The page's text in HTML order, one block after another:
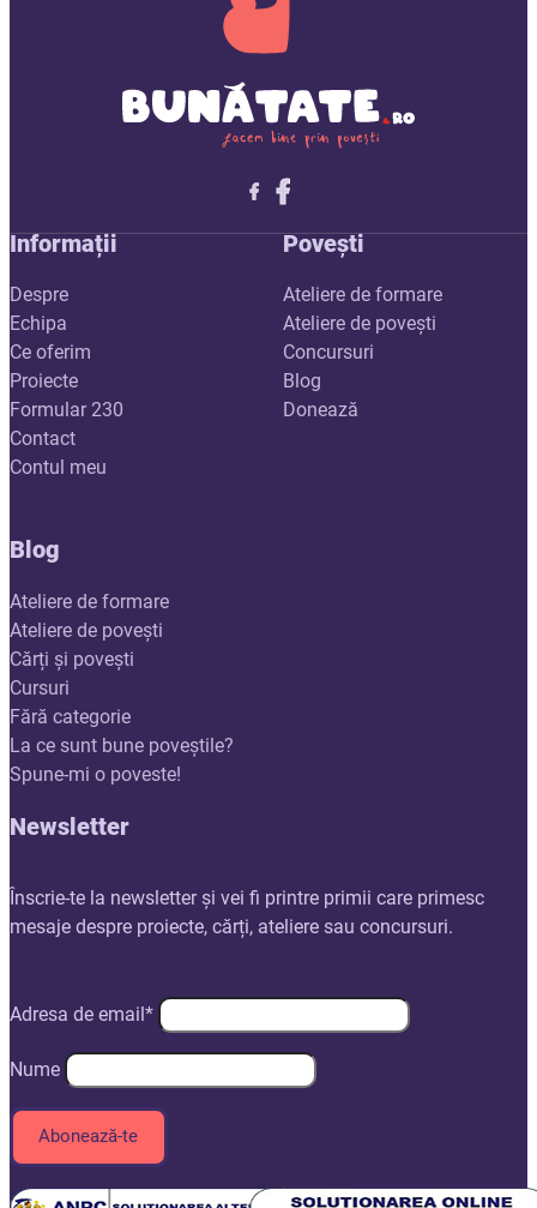
Follow me on X
Follow me on LinkedIn
Follow me on X
Informații
Despre
Echipa
Ce oferim
Proiecte
Formular 230
Contact
Contul meu
Povești
Ateliere de formare
Ateliere de povești
Concursuri
Blog
Donează
Blog
Ateliere de formare
Ateliere de povești
Cărți și povești
Cursuri
Fără categorie
La ce sunt bune poveștile?
Spune-mi o poveste!
Newsletter
Înscrie-te la newsletter și vei fi printre primii care primesc
mesaje despre proiecte, cărți, ateliere sau concursuri.
Adresa de email*
Nume